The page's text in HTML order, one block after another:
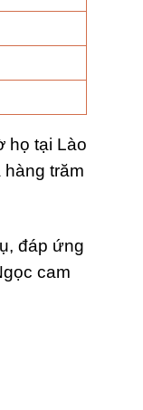
họ tại Lào
trăm
đáp ứng
cam